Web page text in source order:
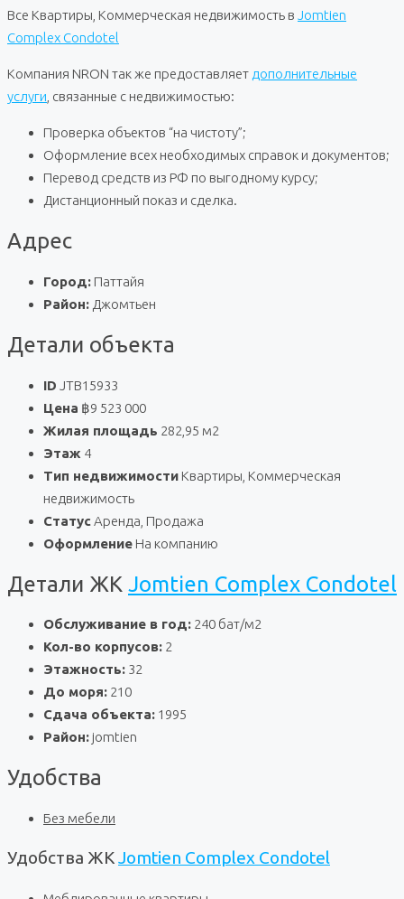
Все Квартиры, Коммерческая недвижимость в Jomtien
Complex Condotel
Компания NRON так же предоставляет дополнительные
услуги , связанные с недвижимостью:
Проверка объектов “на чистоту”;
Оформление всех необходимых справок и документов;
Перевод средств из РФ по выгодному курсу;
Дистанционный показ и сделка.
Адрес
Город: Паттайя
Район: Джомтьен
Детали объекта
ID JTB15933
Цена ฿9 523 000
Жилая площадь 282,95 м2
Этаж 4
Тип недвижимости Квартиры, Коммерческая
недвижимость
СтатусАренда, Продажа
Оформление На компанию
Детали ЖК Jomtien Complex Condotel
Обслуживание в год: 240 бат/м2
Кол-во корпусов: 2
Этажность: 32
До моря: 210
Сдача объекта: 1995
Район: jomtien
Удобства
Без мебели
Удобства ЖКJomtien Complex Condotel